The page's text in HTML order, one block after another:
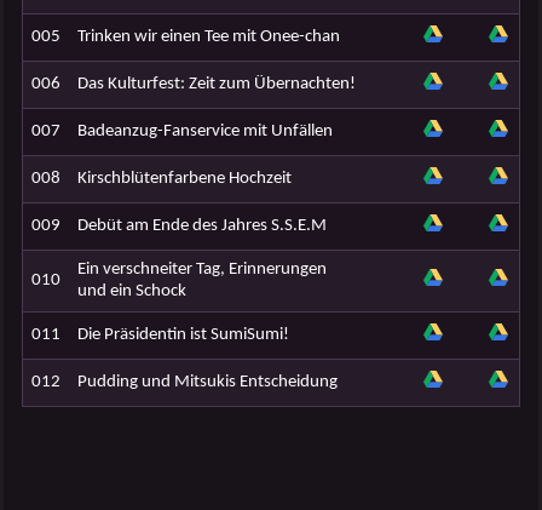
005 Trinken wir einen Tee mit Onee-chan
006 Das Kulturfest: Zeit zum Übernachten!
007 Badeanzug-Fanservice mit Unfällen
008 Kirschblütenfarbene Hochzeit
009 Debüt am Ende des Jahres S.S.E.M
010
Ein verschneiter Tag, Erinnerungen
und ein Schock
011 Die Präsidentin ist SumiSumi!
012 Pudding und Mitsukis Entscheidung